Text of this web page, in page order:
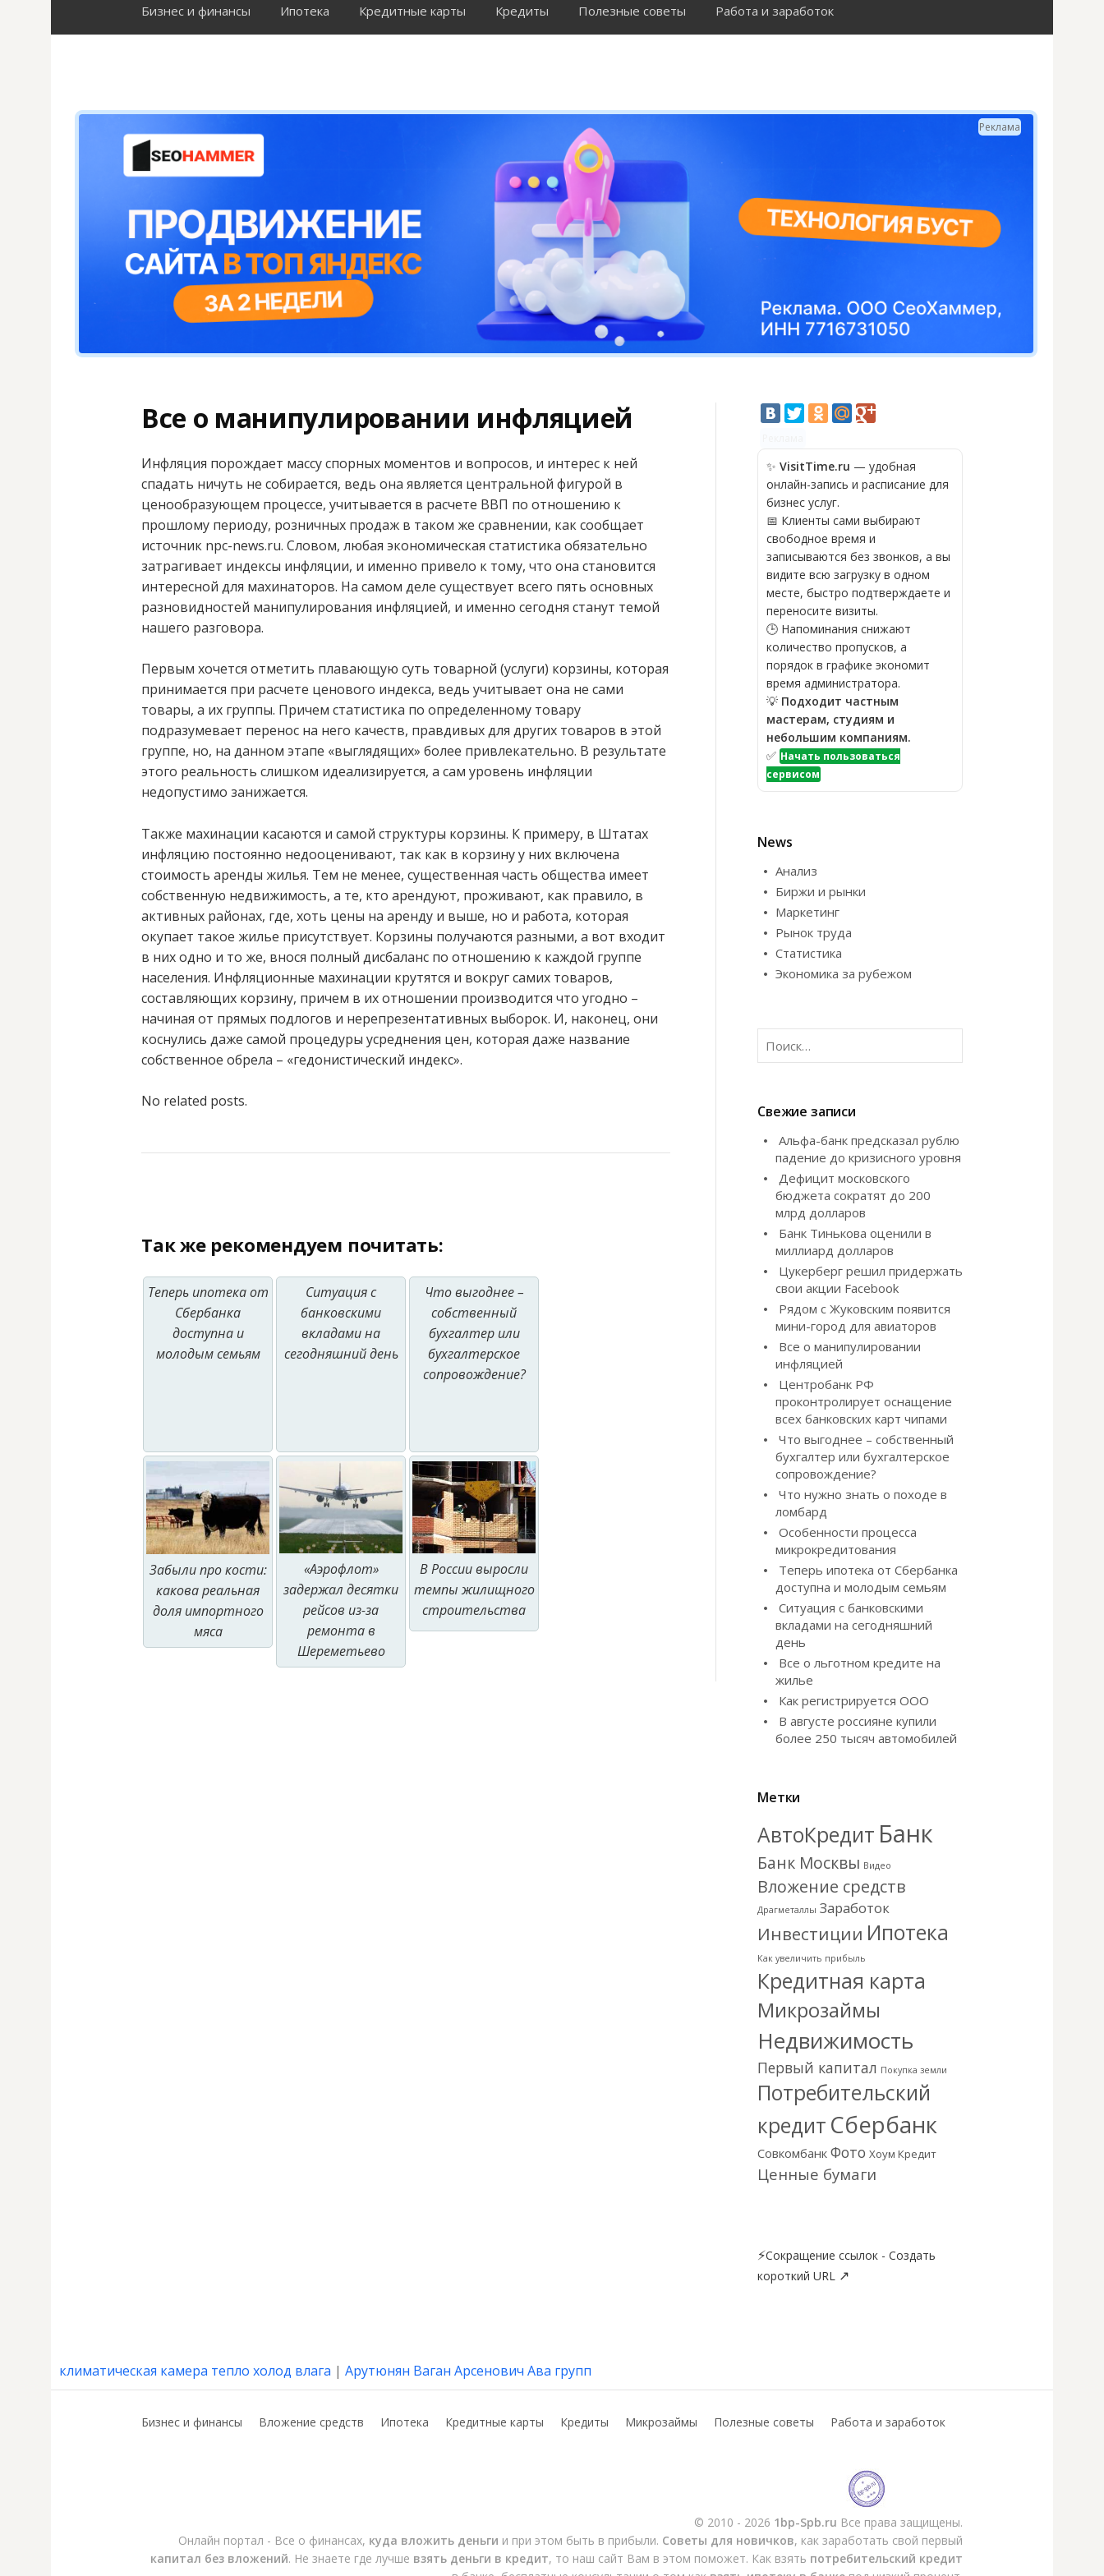
Бизнес и финансы Ипотека Кредитные карты Кредиты Полезные советы Работа и заработок
й
и
:
Реклама
Все о манипулировании инфляцией
Инфляция порождает массу спорных моментов и вопросов, и интерес к ней
спадать ничуть не собирается, ведь она является центральной фигурой в
ценообразующем процессе, учитывается в расчете ВВП по отношению к
прошлому периоду, розничных продаж в таком же сравнении, как сообщает
источник npc-news.ru. Словом, любая экономическая статистика обязательно
затрагивает индексы инфляции, и именно привело к тому, что она становится
интересной для махинаторов. На самом деле существует всего пять основных
разновидностей манипулирования инфляцией, и именно сегодня станут темой
нашего разговора.
Первым хочется отметить плавающую суть товарной (услуги) корзины, которая
принимается при расчете ценового индекса, ведь учитывает она не сами
товары, а их группы. Причем статистика по определенному товару
подразумевает перенос на него качеств, правдивых для других товаров в этой
группе, но, на данном этапе «выглядящих» более привлекательно. В результате
этого реальность слишком идеализируется, а сам уровень инфляции
недопустимо занижается.
Также махинации касаются и самой структуры корзины. К примеру, в Штатах
инфляцию постоянно недооценивают, так как в корзину у них включена
стоимость аренды жилья. Тем не менее, существенная часть общества имеет
собственную недвижимость, а те, кто арендуют, проживают, как правило, в
активных районах, где, хоть цены на аренду и выше, но и работа, которая
окупает такое жилье присутствует. Корзины получаются разными, а вот входит
в них одно и то же, внося полный дисбаланс по отношению к каждой группе
населения. Инфляционные махинации крутятся и вокруг самих товаров,
составляющих корзину, причем в их отношении производится что угодно –
начиная от прямых подлогов и нерепрезентативных выборок. И, наконец, они
коснулись даже самой процедуры усреднения цен, которая даже название
собственное обрела – «гедонистический индекс».
No related posts.
Так же рекомендуем почитать:
Теперь ипотека от
Сбербанка
доступна и
молодым семьям
Ситуация с
банковскими
вкладами на
сегодняшний день
Что выгоднее –
собственный
бухгалтер или
бухгалтерское
сопровождение?
Забыли про кости:
какова реальная
доля импортного
мяса
«Аэрофлот»
задержал десятки
рейсов из-за
ремонта в
Шереметьево
В России выросли
темпы жилищного
строительства
✨ VisitTime.ru — удобная
онлайн-запись и расписание для
бизнес услуг.
📅 Клиенты сами выбирают
свободное время и
записываются без звонков, а вы
видите всю загрузку в одном
месте, быстро подтверждаете и
переносите визиты.
🕒 Напоминания снижают
количество пропусков, а
порядок в графике экономит
время администратора.
💡 Подходит частным
мастерам, студиям и
небольшим компаниям.
✅ Начать пользоваться
сервисом
News
Анализ
Биржи и рынки
Маркетинг
Рынок труда
Статистика
Экономика за рубежом
Н
и
Свежие записи
Альфа-банк предсказал рублю
падение до кризисного уровня
Дефицит московского
бюджета сократят до 200
млрд долларов
Банк Тинькова оценили в
миллиард долларов
Цукерберг решил придержать
свои акции Facebook
Рядом с Жуковским появится
мини-город для авиаторов
Все о манипулировании
инфляцией
Центробанк РФ
проконтролирует оснащение
всех банковских карт чипами
Что выгоднее – собственный
бухгалтер или бухгалтерское
сопровождение?
Что нужно знать о походе в
ломбард
Особенности процесса
микрокредитования
Теперь ипотека от Сбербанка
доступна и молодым семьям
Ситуация с банковскими
вкладами на сегодняшний
день
Все о льготном кредите на
жилье
Как регистрируется ООО
В августе россияне купили
более 250 тысяч автомобилей
Метки
АвтоКредит Банк
Банк Москвы Видео
Вложение средств
Драгметаллы Заработок
Инвестиции Ипотека
Как увеличить прибыль
Кредитная карта
Микрозаймы
Недвижимость
Первый капитал Покупка земли
Потребительский
кредит Сбербанк
Совкомбанк Фото Хоум Кредит
Ценные бумаги
⚡Сокращение ссылок - Создать
короткий URL ↗
климатическая камера тепло холод влага | Арутюнян Ваган Арсенович Ава групп
Бизнес и финансы Вложение средств Ипотека Кредитные карты Кредиты Микрозаймы Полезные советы Работа и заработок
© 2010 - 2026 1bp-Spb.ru Все права защищены.
Онлайн портал - Все о финансах, куда вложить деньги и при этом быть в прибыли. Советы для новичков, как заработать свой первый
капитал без вложений. Не знаете где лучше взять деньги в кредит, то наш сайт Вам в этом поможет. Как взять потребительский кредит